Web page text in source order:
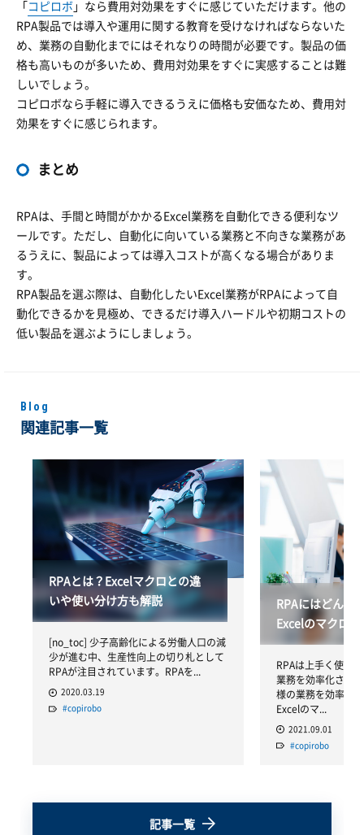
「 コピロボ 」なら費用対効果をすぐに感じていただけます。他の
RPA製品では導入や運用に関する教育を受けなければならないた
め、業務の自動化までにはそれなりの時間が必要です。製品の価
格も高いものが多いため、費用対効果をすぐに実感することは難
しいでしょう。
コピロボなら手軽に導入できるうえに価格も安価なため、費用対
効果をすぐに感じられます。
まとめ
RPAは、手間と時間がかかるExcel業務を自動化できる便利なツ
ールです。ただし、自動化に向いている業務と不向きな業務があ
るうえに、製品によっては導入コストが高くなる場合がありま
す。
RPA製品を選ぶ際は、自動化したいExcel業務がRPAによって自
動化できるかを見極め、できるだけ導入ハードルや初期コストの
低い製品を選ぶようにしましょう。
Blog
関連記事一覧
RPAとは？Excelマクロとの違
いや使い分け方も解説
[no_toc] 少子高齢化による労働人口の減
少が進む中、生産性向上の切り札として
RPAが注目されています。RPAを...
2020.03.19
#copirobo
RPAにはどんな
Excelのマクロ
RPAは上手く使い
業務を効率化させ
様の業務を効率化
Excelのマ...
2021.09.01
#copirobo
記事一覧